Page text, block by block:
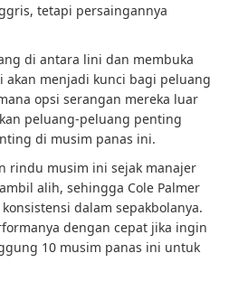
tetapi persaingannya
di antara lini dan membuka
akan menjadi kunci bagi peluang
opsi serangan mereka luar
peluang-peluang penting
di musim panas ini.
rindu musim ini sejak manajer
alih, sehingga Cole Palmer
dalam sepakbolanya.
dengan cepat jika ingin
10 musim panas ini untuk